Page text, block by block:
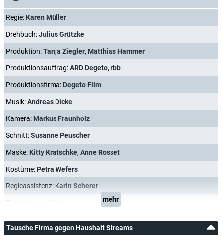
Regie: Karen Müller
Drehbuch:Julius Grützke
Produktion:Tanja Ziegler, Matthias Hammer
Produktionsauftrag:ARD Degeto, rbb
Produktionsfirma: Degeto Film
Musik:Andreas Dicke
Kamera: Markus Fraunholz
Schnitt:Susanne Peuscher
Maske: Kitty Kratschke, Anne Rosset
Kostüme: Petra Wefers
Regieassistenz: Karin Scherer
mehr
Tausche Firma gegen Haushalt Streams